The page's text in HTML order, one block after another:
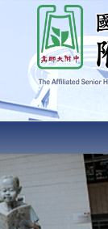
內
容
國立高雄師
High